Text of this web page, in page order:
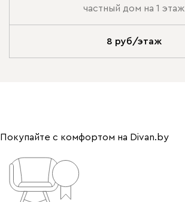
частный дом на 1 этаж
8 руб/этаж
Покупайте с комфортом на Divan.by